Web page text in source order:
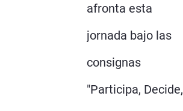
afronta esta
jornada bajo las
consignas
"Participa, Decide,